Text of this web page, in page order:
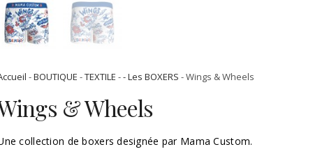
-BOUTIQUE -TEXTILE -- Les BOXERS - Wings & Wheels
& Wheels
collection de boxers designée par Mama Custom.